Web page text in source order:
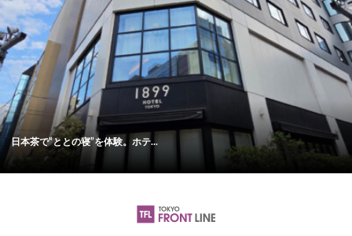
日本茶で“ととの寝”を体験。ホテ...